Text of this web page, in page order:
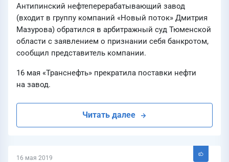
Антипинский нефтеперерабатывающий завод
(входит в группу компаний «Новый поток» Дмитрия
Мазурова) обратился в арбитражный суд Тюменской
области с заявлением о признании себя банкротом,
сообщил представитель компании.
16 мая «Транснефть» прекратила поставки нефти
на завод.
Читать далее
16 мая 2019